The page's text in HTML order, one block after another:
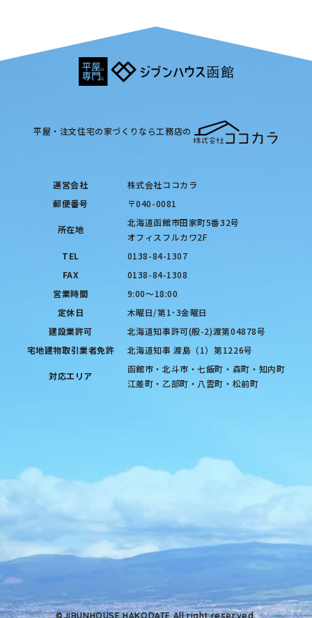
平屋・注文住宅の家づくりなら工務店の
運営会社
株式会社ココカラ
郵便番号
〒040-0081
所在地
北海道函館市田家町5番32号
オフィスフルカワ2F
TEL
0138-84-1307
FAX
0138-84-1308
営業時間
9:00〜18:00
定休日
木曜日/第1･3金曜日
建設業許可
北海道知事許可(般-2)渡第04878号
宅地建物取引業者免許
北海道知事 渡島（1）第1226号
対応エリア
函館市・北斗市・七飯町・森町・知内町
江差町・乙部町・八雲町・松前町
©JIBUNHOUSE HAKODATE All right reserved.